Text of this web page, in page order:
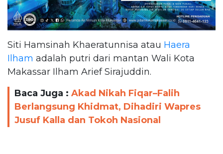
Siti Hamsinah Khaeratunnisa atau Haera
Ilham adalah putri dari mantan Wali Kota
Makassar Ilham Arief Sirajuddin.
Baca Juga : Akad Nikah Fiqar–Falih
Berlangsung Khidmat, Dihadiri Wapres
Jusuf Kalla dan Tokoh Nasional